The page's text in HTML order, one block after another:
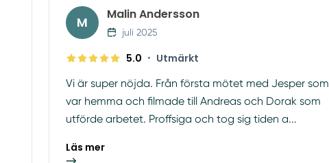
M Malin Andersson
juli 2025
5.0 • Utmärkt
Vi är super nöjda. Från första mötet med Jesper som
var hemma och filmade till Andreas och Dorak som
utförde arbetet. Proffsiga och tog sig tiden a...
Läs mer